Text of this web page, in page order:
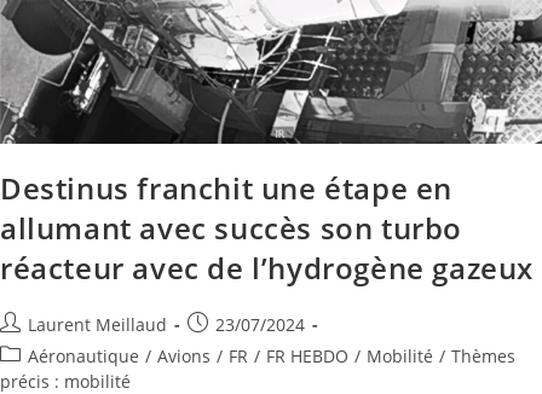
Destinus franchit une étape en
allumant avec succès son turbo
réacteur avec de l’hydrogène gazeux
Laurent Meillaud
23/07/2024
Aéronautique / Avions / FR / FR HEBDO / Mobilité / Thèmes
précis : mobilité